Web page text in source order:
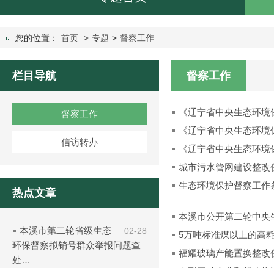
您的位置： 首页 > 专题 > 督察工作
栏目导航
督察工作
信访转办
热点文章
02-28
本溪市第二轮省级生态
环保督察拟销号群众举报问题查
处…
督察工作
《辽宁省中央生态环
《辽宁省中央生态环
《辽宁省中央生态环
城市污水管网建设整
生态环境保护督察工作
本溪市公开第二轮中
5万吨标准煤以上的高
福耀玻璃产能置换整